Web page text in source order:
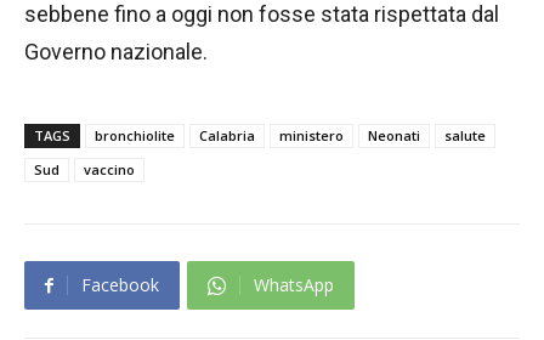
sebbene fino a oggi non fosse stata rispettata dal
Governo nazionale.
TAGS bronchiolite Calabria ministero Neonati
salute
Sud
vaccino
Facebook WhatsApp